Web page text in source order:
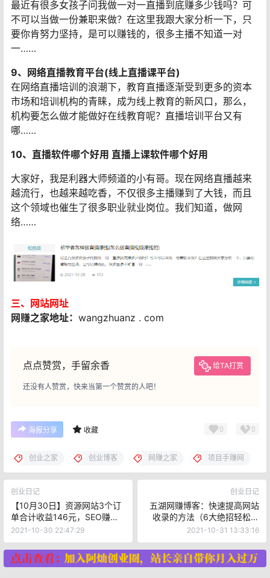
最近有很多女孩子问我做一对一直播到底赚多少钱吗？可
不可以当做一份兼职来做？在这里我跟大家分析一下，只
要你肯努力坚持，是可以赚钱的，很多主播不知道一对
一……
9、网络直播教育平台(线上直播课平台)
在网络直播培训的浪潮下，教育直播逐渐受到更多的资本
市场和培训机构的青睐，成为线上教育的新风口，那么，
机构要怎么做才能做好在线教育呢？直播培训平台又有
哪……
10、直播软件哪个好用 直播上课软件哪个好用
大家好，我是利器大师频道的小有哥。现在网络直播越来
越流行，也越来越吃香，不仅很多主播赚到了大钱，而且
这个领域也催生了很多职业就业岗位。我们知道，做网
络……
三、网站网址
网赚之家地址： wangzhuanz . com
点点赞赏，手留余香 给TA打赏
还没有人赞赏，快来当第一个赞赏的人吧！
海报分享 收藏 0 0
创业之家 创业博客 网赚之家 项目手赚网
创业日记
【10月30日】资源网站3个订
单合计收益146元，SEO赚钱
它不是香吗！
2021-10-30 22:47:29
创业日记
五湖网赚博客：快速提高网站
收录的方法（6大绝招轻松秒
收录技术）
2021-10-31 13:33:16